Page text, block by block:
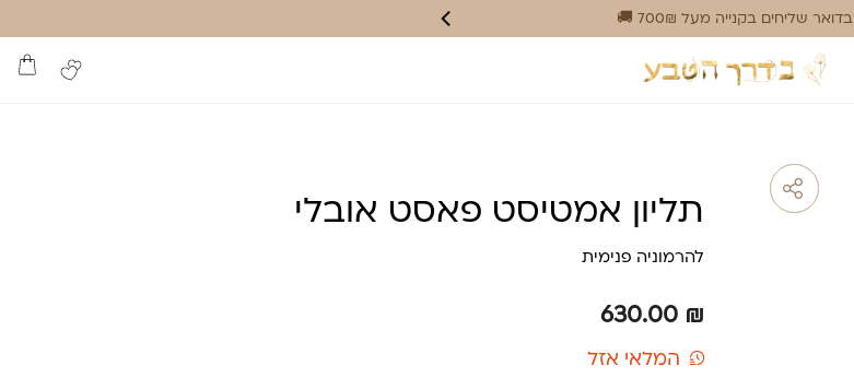
בדואר שליחים בקנייה מעל 700₪ 🚚
תליון אמטיסט פאסט אובלי
להרמוניה פנימית
630.00 ₪
המלאי אזל